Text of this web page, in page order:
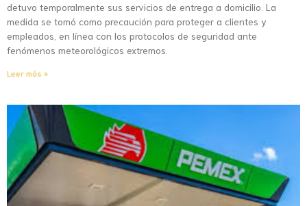
detuvo temporalmente sus servicios de entrega a domicilio. La
medida se tomó como precaución para proteger a clientes y
empleados, en línea con los protocolos de seguridad ante
fenómenos meteorológicos extremos.
Leer más »